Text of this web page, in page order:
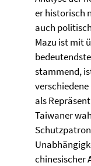
er historisch
auch
Mazu ist mit
stammend,
als
Taiwaner
chinesischer